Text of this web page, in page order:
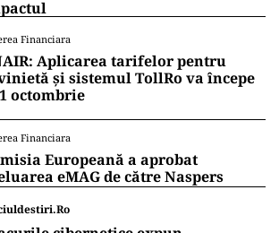
la curent cu toate știrile? Urmărește
pe canalul de WhatsApp
fitilul Ierusalimului: o luptă
câteva hectare aprinde lumea